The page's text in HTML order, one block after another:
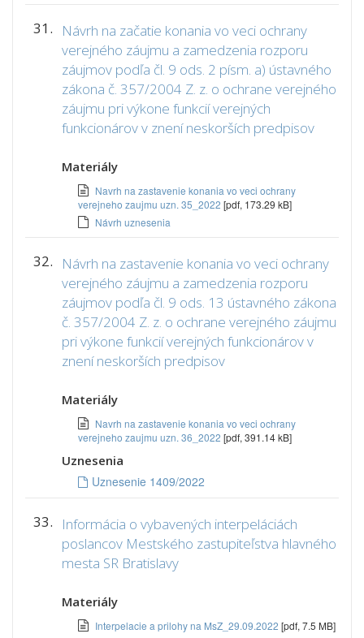
31.
Návrh na začatie konania vo veci ochrany
verejného záujmu a zamedzenia rozporu
záujmov podľa čl. 9 ods. 2 písm. a) ústavného
zákona č. 357/2004 Z. z. o ochrane verejného
záujmu pri výkone funkcií verejných
funkcionárov v znení neskorších predpisov
Materiály
Navrh na zastavenie konania vo veci ochrany
verejneho zaujmu uzn. 35_2022 [pdf, 173.29 kB]
Návrh uznesenia
32.
Návrh na zastavenie konania vo veci ochrany
verejného záujmu a zamedzenia rozporu
záujmov podľa čl. 9 ods. 13 ústavného zákona
č. 357/2004 Z. z. o ochrane verejného záujmu
pri výkone funkcií verejných funkcionárov v
znení neskorších predpisov
Materiály
Navrh na zastavenie konania vo veci ochrany
verejneho zaujmu uzn. 36_2022 [pdf, 391.14 kB]
Uznesenia
Uznesenie 1409/2022
33.
Informácia o vybavených interpeláciách
poslancov Mestského zastupiteľstva hlavného
mesta SR Bratislavy
Materiály
Interpelacie a prilohy na MsZ_29.09.2022 [pdf, 7.5 MB]